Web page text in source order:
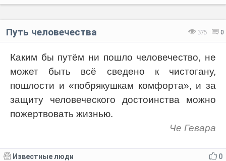
375 0
Путь человечества
Каким бы путём ни пошло человечество, не
может быть всё сведено к чистогану,
пошлости и «побрякушкам комфорта», и за
защиту человеческого достоинства можно
пожертвовать жизнью.
Че Гевара
0
Известные люди